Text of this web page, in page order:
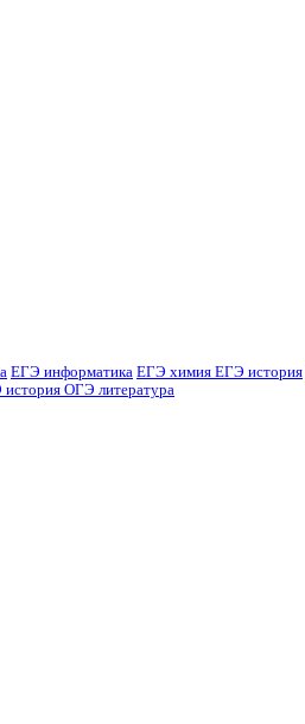
ЕГЭ информатика ЕГЭ химия ЕГЭ история
ОГЭ литература